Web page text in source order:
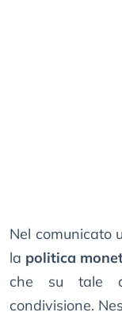
Nel comunicato
la politica
che su tale
condivisione.